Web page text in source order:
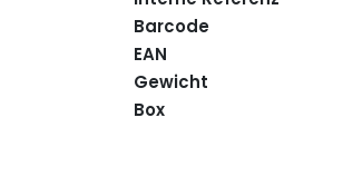
Barcode
EAN
Gewicht
Box